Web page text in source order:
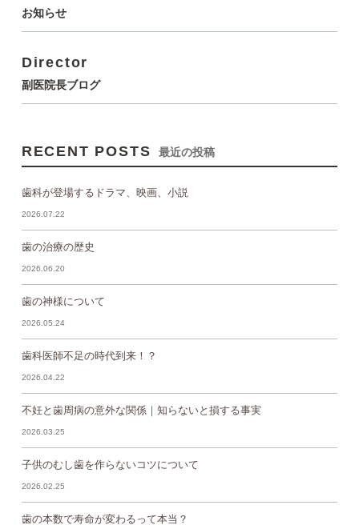
お知らせ
Director
副医院長ブログ
RECENT POSTS 最近の投稿
歯科が登場するドラマ、映画、小説
2026.07.22
歯の治療の歴史
2026.06.20
歯の神様について
2026.05.24
歯科医師不足の時代到来！？
2026.04.22
不妊と歯周病の意外な関係｜知らないと損する事実
2026.03.25
子供のむし歯を作らないコツについて
2026.02.25
歯の本数で寿命が変わるって本当？